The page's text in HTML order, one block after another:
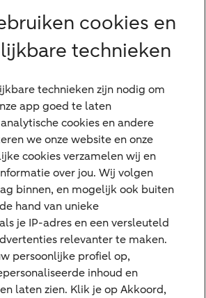
Zeker
cookies en
technieken
technieken zijn nodig om
app goed te laten
cookies en andere
we onze website en onze
cookies verzamelen wij en
over jou. Wij volgen
binnen, en mogelijk ook buiten
hand van unieke
je IP-adres en een versleuteld
relevanter te maken.
persoonlijke profiel op,
inhoud en
laten zien. Klik je op Akkoord,